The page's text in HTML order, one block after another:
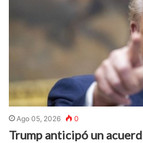
Ago 05, 2026 0
Trump anticipó un